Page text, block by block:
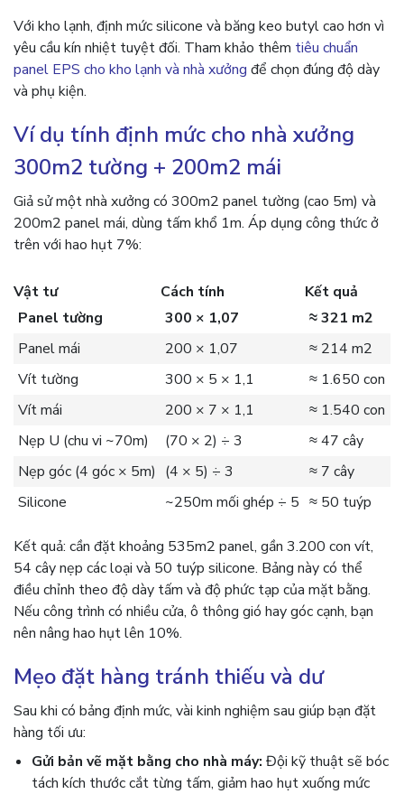
Với kho lạnh, định mức silicone và băng keo butyl cao hơn vì
yêu cầu kín nhiệt tuyệt đối. Tham khảo thêm tiêu chuẩn
panel EPS cho kho lạnh và nhà xưởng để chọn đúng độ dày
và phụ kiện.
Ví dụ tính định mức cho nhà xưởng
300m2 tường + 200m2 mái
Giả sử một nhà xưởng có 300m2 panel tường (cao 5m) và
200m2 panel mái, dùng tấm khổ 1m. Áp dụng công thức ở
trên với hao hụt 7%:
Vật tư Cách tính
Kết quả
Panel tường
300 × 1,07
≈ 321 m2
Panel mái
200 × 1,07
≈ 214 m2
Vít tường
300 × 5 × 1,1
≈ 1.650 con
Vít mái
200 × 7 × 1,1
≈ 1.540 con
Nẹp U (chu vi ~70m)
(70 × 2) ÷ 3
≈ 47 cây
Nẹp góc (4 góc × 5m) (4 × 5) ÷ 3
≈ 7 cây
Silicone
~250m mối ghép ÷ 5 ≈ 50 tuýp
Kết quả: cần đặt khoảng 535m2 panel, gần 3.200 con vít,
54 cây nẹp các loại và 50 tuýp silicone. Bảng này có thể
điều chỉnh theo độ dày tấm và độ phức tạp của mặt bằng.
Nếu công trình có nhiều cửa, ô thông gió hay góc cạnh, bạn
nên nâng hao hụt lên 10%.
Mẹo đặt hàng tránh thiếu và dư
Sau khi có bảng định mức, vài kinh nghiệm sau giúp bạn đặt
hàng tối ưu:
Gửi bản vẽ mặt bằng cho nhà máy: Đội kỹ thuật sẽ bóc
tách kích thước cắt từng tấm, giảm hao hụt xuống mức